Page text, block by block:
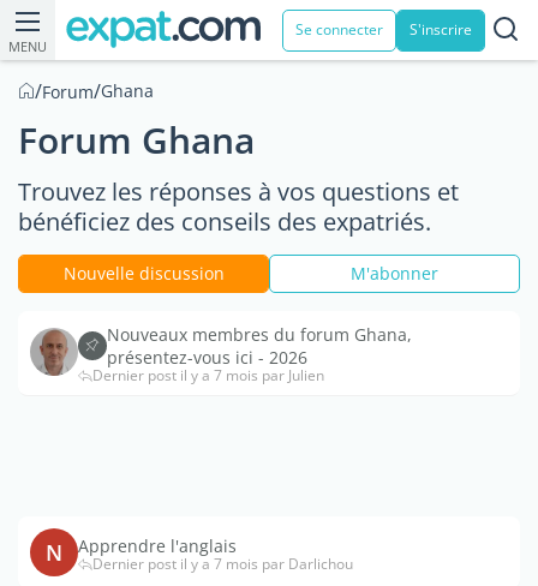
MENU
Se connecter S'inscrire
/Forum/Ghana
Forum Ghana
Trouvez les réponses à vos questions et
bénéficiez des conseils des expatriés.
Nouvelle discussion M'abonner
Nouveaux membres du forum Ghana,
présentez-vous ici - 2026
Dernier post il y a 7 mois par Julien
N Apprendre l'anglais
Dernier post il y a 7 mois par Darlichou